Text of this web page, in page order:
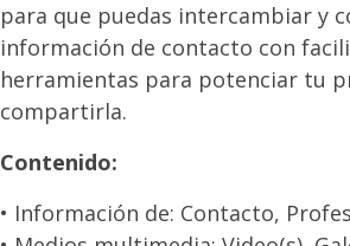
para que puedas intercambiar y
información de contacto con
herramientas para potenciar tu
compartirla.
Contenido:
• Información de: Contacto,